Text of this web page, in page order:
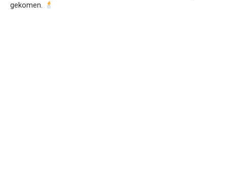
gekomen.